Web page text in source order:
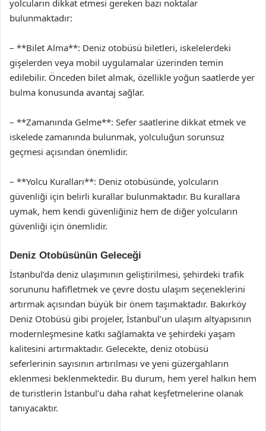
yolcuların dikkat etmesi gereken bazı noktalar
bulunmaktadır:
– **Bilet Alma**: Deniz otobüsü biletleri, iskelelerdeki
gişelerden veya mobil uygulamalar üzerinden temin
edilebilir. Önceden bilet almak, özellikle yoğun saatlerde yer
bulma konusunda avantaj sağlar.
– **Zamanında Gelme**: Sefer saatlerine dikkat etmek ve
iskelede zamanında bulunmak, yolculuğun sorunsuz
geçmesi açısından önemlidir.
– **Yolcu Kuralları**: Deniz otobüsünde, yolcuların
güvenliği için belirli kurallar bulunmaktadır. Bu kurallara
uymak, hem kendi güvenliğiniz hem de diğer yolcuların
güvenliği için önemlidir.
Deniz Otobüsünün Geleceği
İstanbul’da deniz ulaşımının geliştirilmesi, şehirdeki trafik
sorununu hafifletmek ve çevre dostu ulaşım seçeneklerini
artırmak açısından büyük bir önem taşımaktadır. Bakırköy
Deniz Otobüsü gibi projeler, İstanbul’un ulaşım altyapısının
modernleşmesine katkı sağlamakta ve şehirdeki yaşam
kalitesini artırmaktadır. Gelecekte, deniz otobüsü
seferlerinin sayısının artırılması ve yeni güzergahların
eklenmesi beklenmektedir. Bu durum, hem yerel halkın hem
de turistlerin İstanbul’u daha rahat keşfetmelerine olanak
tanıyacaktır.